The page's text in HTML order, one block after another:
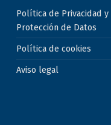
Política de Privacidad y
Protección de Datos
Política de cookies
Aviso legal